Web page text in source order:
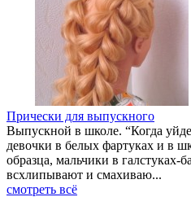
Прически для выпускного
Выпускной в школе. “Когда
девочки в белых фартуках и в
образца, мальчики в галстуках-
всхлипывают и смахиваю...
смотреть всё